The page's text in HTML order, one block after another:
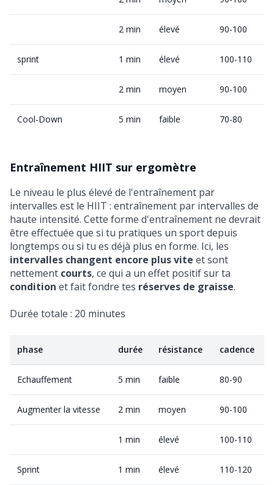
2 min élevé 90-100
sprint 1 min élevé 100-110
2 min moyen 90-100
Cool-Down 5 min faible 70-80
Entraînement HIIT sur ergomètre
Le niveau le plus élevé de l'entraînement par
intervalles est le HIIT : entraînement par intervalles de
haute intensité. Cette forme d'entraînement ne devrait
être effectuée que si tu pratiques un sport depuis
longtemps ou si tu es déjà plus en forme. Ici, les
intervalles changent encore plus vite et sont
nettement courts, ce qui a un effet positif sur ta
condition et fait fondre tes réserves de graisse.
Durée totale : 20 minutes
phase durée résistance cadence
Echauffement 5 min faible 80-90
Augmenter la vitesse 2 min moyen 90-100
1 min élevé 100-110
Sprint 1 min élevé 110-120